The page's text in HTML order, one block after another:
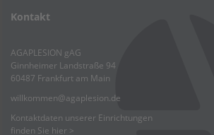
Kontakt
AGAPLESION gAG
Ginnheimer Landstraße 94
60487 Frankfurt am Main
willkommen@agaplesion.de
Kontaktdaten unserer Einrichtungen
finden Sie hier >